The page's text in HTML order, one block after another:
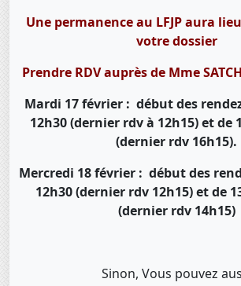
Une permanence au LFJP aura
votre dossier
Prendre RDV auprès de Mme
Mardi 17 février : début des
12h30 (dernier rdv à 12h15) et de
(dernier rdv 16h15).
Mercredi 18 février : début des
12h30 (dernier rdv 12h15) et de
(dernier rdv 14h15)
Sinon, Vous pouvez